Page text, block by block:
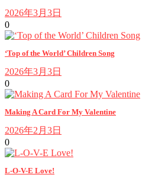
2026年3月3日
0
‘Top of the World’ Children Song
2026年3月3日
0
Making A Card For My Valentine
2026年2月3日
0
L-O-V-E Love!